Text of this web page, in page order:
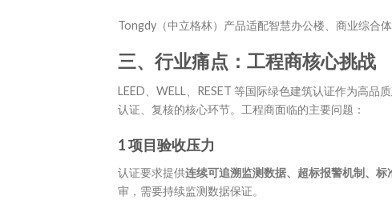
Tongdy（中立格林）产品适配智慧办公楼、商业综合
三、行业痛点：工程商核心挑战
LEED、WELL、RESET 等国际绿色建筑认证作为高
认证、复核的核心环节。工程商面临的主要问题：
1 项目验收压力
认证要求提供连续可追溯监测数据、超标报警机制、标
审，需要持续监测数据保证。